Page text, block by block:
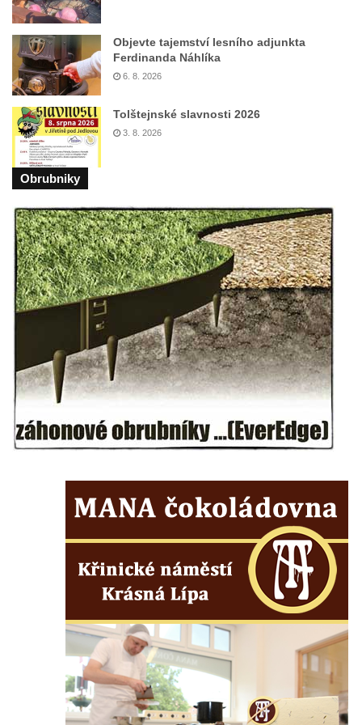
Pomník obětem válek před hřbitovem v
Kenotaf Václava Floriána na hřbitově v
Lužci nad Vltavou
nad Vltavou
Hrob Václava Kufnera na hřbitově v Lužci
nad Vltavou
Pomník vojákům Rudé armády na hřbitově
v Lužci nad Vltavou
Pomník Ladislava Sedláčka a Karla Pelce u
silnice severně od Lužce nad Vltavou
Kenotaf Alfeda Harnische na hřbitově v
Hrobčicích
Pomník obětem válek v Hrobčicích
Pomník obětem válek v Mirošovicích
Hrob vojáků Rudé armády na hřbitově v
Račicích
Hrob Jiřího Dovhomilji na hřbitově v
Račicích
Hrob Josefa Moravce a Miroslava Moravce
na hřbitově v Dobříni
Pomník obětem válek na hřbitově v Dobříni
Pomník obětem 1. světové války v Lužici
Pamětní deska Giuseppe Capella na
hřbitově v Lužici
Kenotaf Emila Miksche na hřbitově v Lužici
Kenotaf Antonína Krause na hřbitově v
Objevte tajemství lesního adjunkta
Ferdinanda Náhlíka
6. 8. 2026
Tolštejnské slavnosti 2026
3. 8. 2026
Obrubniky